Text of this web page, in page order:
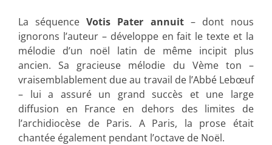
La séquenceVotis Pater annuit– dont nous
ignorons l’auteur – développe en fait le texte et la
mélodie d’un noël latin de même incipit plus
ancien. Sa gracieuse mélodie du Vème ton –
vraisemblablement due au travail de l’Abbé Lebœuf
– lui a assuré un grand succès et une large
diffusion en France en dehors des limites de
l’archidiocèse de Paris. A Paris, la prose était
chantée également pendant l’octave de Noël.